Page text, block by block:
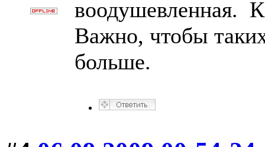
воодушевленная.
Важно, чтобы
больше.